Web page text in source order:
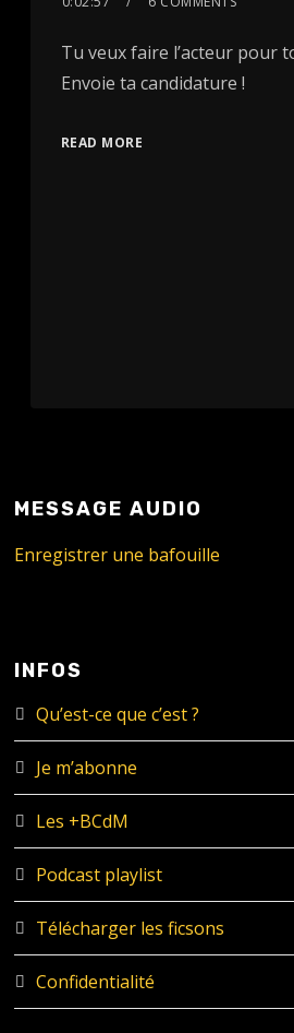
Tu veux faire l’acteur pour
Envoie ta candidature !
READ MORE
MESSAGE AUDIO
Enregistrer une bafouille
INFOS
Qu’est-ce que c’est ?
Je m’abonne
Les +BCdM
Podcast playlist
Télécharger les ficsons
Confidentialité